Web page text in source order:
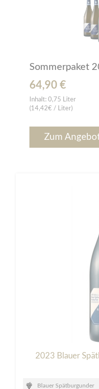
Sommerpaket
64,90 €
Inhalt: 0,75 Liter
(14,42€ / Liter)
Zum
2023 Blauer
Blauer Spätburgunder